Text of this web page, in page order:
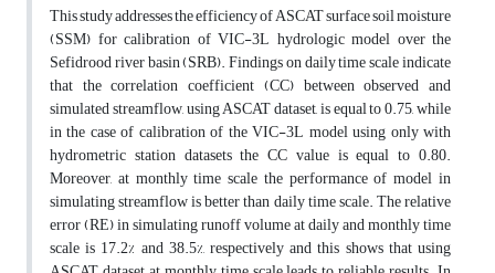
This study addresses the efficiency of ASCAT surface soil moisture
(SSM) for calibration of VIC-3L hydrologic model over the
Sefidrood river basin (SRB). Findings on daily time scale indicate
that the correlation coefficient (CC) between observed and
simulated streamflow, using ASCAT dataset, is equal to 0.75, while
in the case of calibration of the VIC-3L model using only with
hydrometric station datasets the CC value is equal to 0.80.
Moreover, at monthly time scale the performance of model in
simulating streamflow is better than daily time scale. The relative
error (RE) in simulating runoff volume at daily and monthly time
scale is 17.2% and 38.5%, respectively and this shows that using